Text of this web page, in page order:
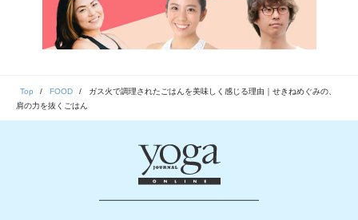
Top FOOD
ガス火で調理されたごはんを美味しく感じる理由｜せきねめぐみの、
肩の力を抜くごはん